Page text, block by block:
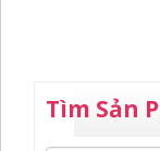
Tìm Sản